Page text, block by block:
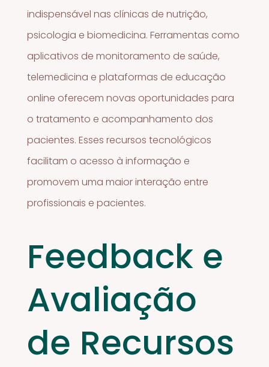
indispensável nas clínicas de nutrição,
psicologia e biomedicina. Ferramentas como
aplicativos de monitoramento de saúde,
telemedicina e plataformas de educação
online oferecem novas oportunidades para
o tratamento e acompanhamento dos
pacientes. Esses recursos tecnológicos
facilitam o acesso à informação e
promovem uma maior interação entre
profissionais e pacientes.
Feedback e
Avaliação
de Recursos